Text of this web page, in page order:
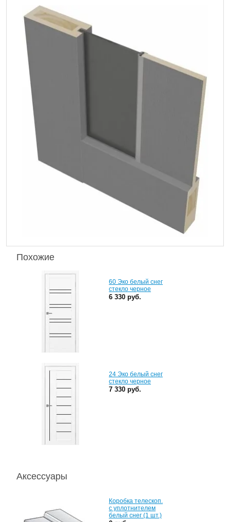
Похожие
60 Эко белый снег
стекло черное
6 330 руб.
24 Эко белый снег
стекло черное
7 330 руб.
Аксессуары
Коробка телескоп.
с уплотнителем
белый снег (1 шт.)